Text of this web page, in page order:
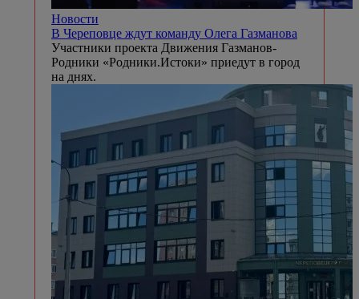
Новости
В Череповце ждут команду Олега Газманова
Участники проекта Движения Газманов-
Родники «Родники.Истоки» приедут в город
на днях.